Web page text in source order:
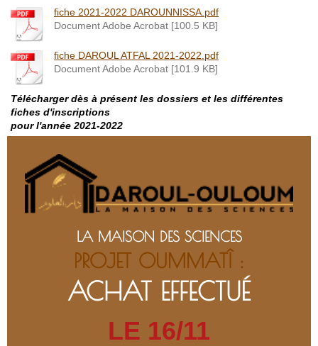
fiche 2021-2022 DAROUNNISSA.pdf
Document Adobe Acrobat [100.5 KB]
fiche DAROUL ATFAL 2021-2022.pdf
Document Adobe Acrobat [101.9 KB]
Télécharger dès à présent les dossiers et les différentes
fiches d'inscriptions
pour l'année 2021-2022
LA MAISON DES SCIENCES
PROJET OUMMATÎ :
ACHAT EFFECTUÉ
LE 16/11